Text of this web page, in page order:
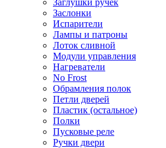
Заглушки ручек
Заслонки
Испарители
Лампы и патроны
Лоток сливной
Модули управления
Нагреватели
No Frost
Обрамления полок
Петли дверей
Пластик (остальное)
Полки
Пусковые реле
Ручки двери